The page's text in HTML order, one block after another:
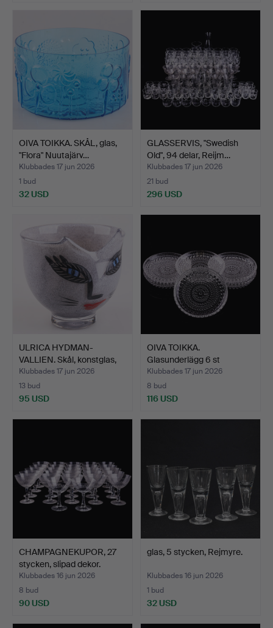
OIVA TOIKKA. SKÅL, glas,
"Flora" Nuutajärv…
Klubbades 17 jun 2026
1 bud
32 USD
GLASSERVIS, "Swedish
Old", 94 delar, Reijm…
Klubbades 17 jun 2026
21 bud
296 USD
ULRICA HYDMAN-
VALLIEN. Skål, konstglas,
"O…
Klubbades 17 jun 2026
13 bud
95 USD
OIVA TOIKKA.
Glasunderlägg 6 st
Kastehelmi…
Klubbades 17 jun 2026
8 bud
116 USD
CHAMPAGNEKUPOR, 27
stycken, slipad dekor.
Klubbades 16 jun 2026
8 bud
90 USD
glas, 5 stycken, Rejmyre.
Klubbades 16 jun 2026
1 bud
32 USD